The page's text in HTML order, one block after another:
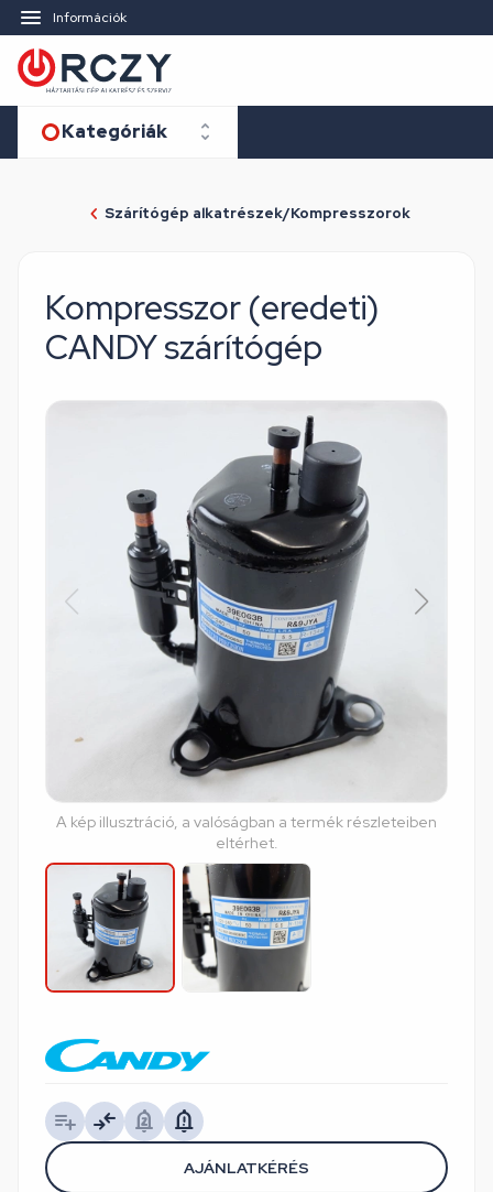
Információk
Kategóriák
Szárítógép alkatrészek/Kompresszorok
Kompresszor (eredeti)
CANDY szárítógép
A kép illusztráció, a valóságban a termék részleteiben
eltérhet.
AJÁNLATKÉRÉS